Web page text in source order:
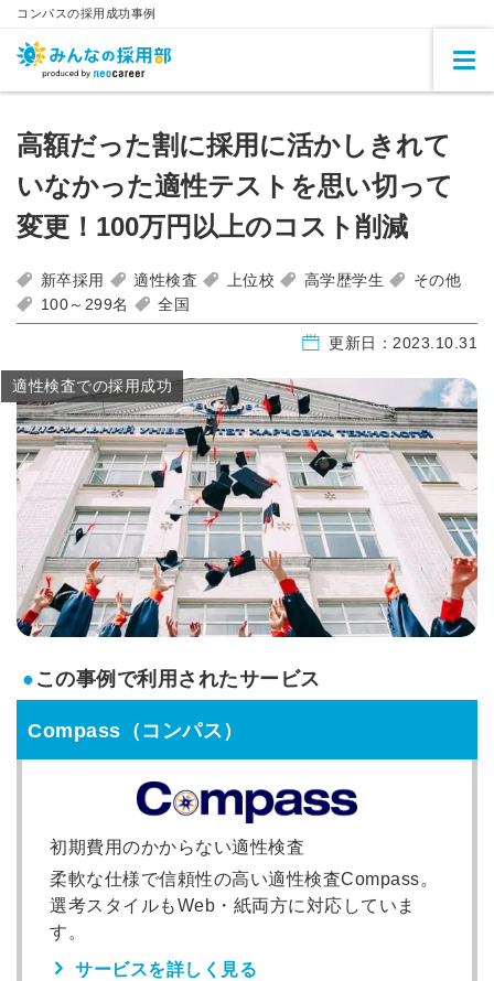
コンパスの採用成功事例
高額だった割に採用に活かしきれて
いなかった適性テストを思い切って
変更！100万円以上のコスト削減
新卒採用 適性検査 上位校 高学歴学生
その他
100～299名
全国
更新日： 2023.10.31
適性検査での採用成功
● この事例で利用されたサービス
Compass（コンパス）
初期費用のかからない適性検査
柔軟な仕様で信頼性の高い適性検査Compass。
選考スタイルもWeb・紙両方に対応していま
す。
サービスを詳しく見る